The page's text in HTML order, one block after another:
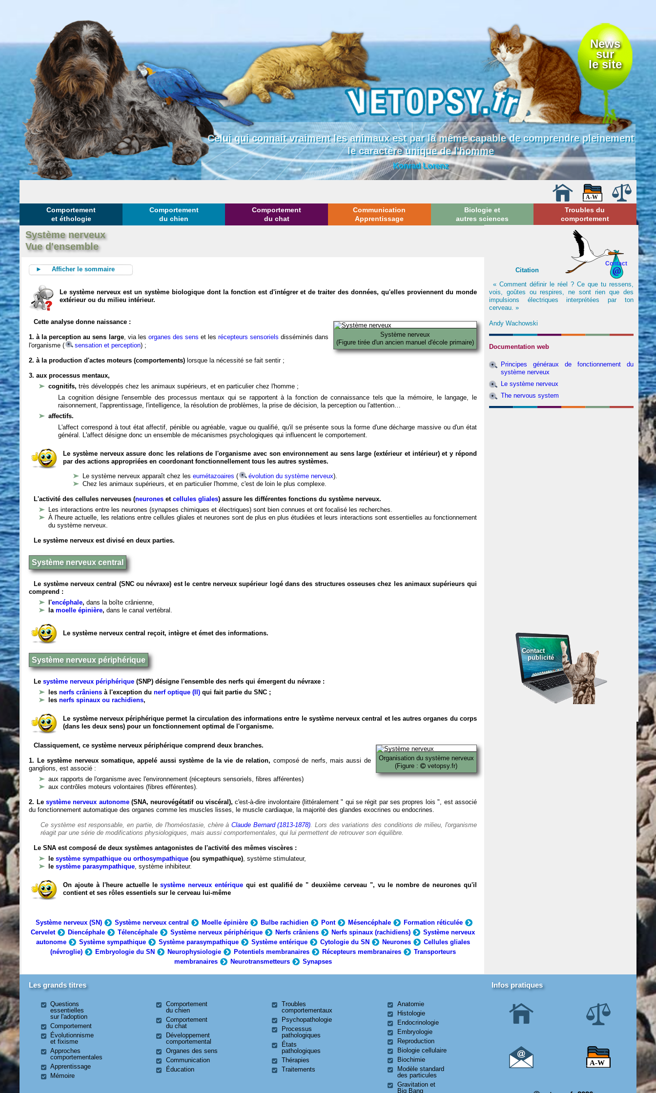
News
sur
le site
Celui qui connait vraiment les animaux est par là même capable de comprendre pleinement
le caractère unique de l'homme
Konrad Lorenz
Comportement
et éthologie
Comportement
du chien
Comportement
du chat
Communication
Apprentissage
Biologie et
autres sciences
Troubles du
comportement
Système nerveux
Vue d'ensemble
► Afficher le sommaire
Le système nerveux est un système biologique dont la fonction est d'intégrer et de traiter des données, qu'elles proviennent du monde
extérieur ou du milieu intérieur.
Système nerveux
(Figure tirée d'un ancien manuel d'école primaire)
Cette analyse donne naissance :
1. à la perception au sens large, via les organes des sens et les récepteurs sensoriels disséminés dans
l'organisme (
sensation et perception) ;
2. à la production d'actes moteurs (comportements) lorsque la nécessité se fait sentir ;
3. aux processus mentaux,
cognitifs,très développés chez les animaux supérieurs, et en particulier chez l'homme ;
La cognition désigne l'ensemble des processus mentaux qui se rapportent à la fonction de connaissance tels que la mémoire, le langage, le
raisonnement, l'apprentissage, l'intelligence, la résolution de problèmes, la prise de décision, la perception ou l'attention…
affectifs.
L'affect correspond à tout état affectif, pénible ou agréable, vague ou qualifié, qu'il se présente sous la forme d'une décharge massive ou d'un état
général. L'affect désigne donc un ensemble de mécanismes psychologiques qui influencent le comportement.
Le système nerveux assure donc les relations de l'organisme avec son environnement au sens large (extérieur et intérieur) et y répond
par des actions appropriées en coordonant fonctionnellement tous les autres systèmes.
Le système nerveux apparaît chez leseumétazoaires ( évolution du système nerveux).
Chez les animaux supérieurs, et en particulier l'homme, c'est de loin le plus complexe.
L'activité des cellules nerveuses (neurones etcellules gliales) assure les différentes fonctions du système nerveux.
Les interactions entre les neurones (synapses chimiques et électriques) sont bien connues et ont focalisé les recherches.
À l'heure actuelle, les relations entre cellules gliales et neurones sont de plus en plus étudiées et leurs interactions sont essentielles au fonctionnement
du système nerveux.
Le système nerveux est divisé en deux parties.
Système nerveux central
Le système nerveux central (SNC ou névraxe) est le centre nerveux supérieur logé dans des structures osseuses chez les animaux supérieurs qui
comprend :
l'encéphale,dans la boîte crânienne,
lamoelle épinière,dans le canal vertébral.
Le système nerveux central reçoit, intègre et émet des informations.
Système nerveux périphérique
Lesystème nerveux périphérique (SNP) désigne l'ensemble des nerfs qui émergent du névraxe :
lesnerfs crâniens à l'exception du nerf optique (II) qui fait partie du SNC ;
lesnerfs spinaux ou rachidiens,
Le système nerveux périphérique permet la circulation des informations entre le système nerveux central et les autres organes du corps
(dans les deux sens) pour un fonctionnement optimal de l'organisme.
Organisation du système nerveux
(Figure :
vetopsy.fr)
Classiquement, ce système nerveux périphérique comprend deux branches.
1. Le système nerveux somatique, appelé aussi système de la vie de relation, composé de nerfs, mais aussi de
ganglions, est associé :
aux rapports de l'organisme avec l'environnement (récepteurs sensoriels, fibres afférentes)
aux contrôles moteurs volontaires (fibres efférentes).
2. Le système nerveux autonome(SNA, neurovégétatif ou viscéral), c'est-à-dire involontaire (littéralement " qui se régit par ses propres lois ", est associé
du fonctionnement automatique des organes comme les muscles lisses, le muscle cardiaque, la majorité des glandes exocrines ou endocrines.
Ce système est responsable, en partie, de l'homéostasie, chère àClaude Bernard (1813-1878). Lors des variations des conditions de milieu, l'organisme
réagit par une série de modifications physiologiques, mais aussi comportementales, qui lui permettent de retrouver son équilibre.
Le SNA est composé de deux systèmes antagonistes de l'activité des mêmes viscères :
lesystème sympathique ou orthosympathique (ou sympathique), système stimulateur,
lesystème parasympathique, système inhibiteur.
On ajoute à l'heure actuelle lesystème nerveux entérique qui est qualifié de " deuxième cerveau ", vu le nombre de neurones qu'il
contient et ses rôles essentiels sur le cerveau lui-même
Système nerveux (SN) Système nerveux central Moelle épinière Bulbe rachidien Pont Mésencéphale
Formation réticulée
Cervelet
Diencéphale Télencéphale Système nerveux périphérique Nerfs crâniens Nerfs spinaux (rachidiens)
Système nerveux
autonome
Système sympathique Système parasympathique Système entérique Cytologie du SN Neurones
Cellules gliales
(névroglie)
Embryologie du SN Neurophysiologie Potentiels membranaires Récepteurs membranaires
Transporteurs
membranaires
Neurotransmetteurs Synapses
Contact
Citation
« Comment définir le réel ? Ce que tu ressens,
vois, goûtes ou respires, ne sont rien que des
impulsions électriques interprétées par ton
cerveau. »
Andy Wachowski
Documentation web
Principes généraux de fonctionnement du
système nerveux
Le système nerveux
The nervous system
Contact
publicité
Les grands titres
Questions
essentielles
sur l'adoption
Comportement
Évolutionnisme
et fixisme
Approches
comportementales
Apprentissage
Mémoire
Comportement
du chien
Comportement
du chat
Développement
comportemental
Organes des sens
Communication
Éducation
Troubles
comportementaux
Psychopathologie
Processus
pathologiques
États
pathologiques
Thérapies
Traitements
Anatomie
Histologie
Endocrinologie
Embryologie
Reproduction
Biologie cellulaire
Biochimie
Modèle standard
des particules
Gravitation et
Big Bang
Infos pratiques